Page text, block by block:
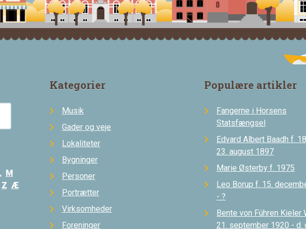
M
Z Æ
Kategorier
Musik
Gader og veje
Lokaliteter
Bygninger
Personer
Portrætter
Virksomheder
Foreninger
Populære artikler
Fangerne i Horsens
Statsfængsel
Edvard Albert Baadh f.
23. august 1897
Marie Østerby f. 1975
Leo Borup f. 15.
- ?
Bente von Führen Kieler
21. september 1920 - d.